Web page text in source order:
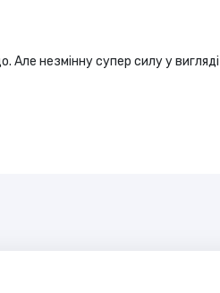
Але незмінну супер силу у